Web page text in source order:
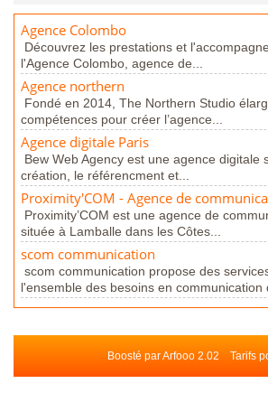
Agence Colombo
Découvrez les prestations et
l'Agence Colombo, agence de...
Agence northern
Fondé en 2014, The Northern Studio
compétences pour créer l’agence...
Agence digitale Paris
Bew Web Agency est une agence digitale
création, le référencment et...
Proximity'COM - Agence de
Proximity’COM est une agence de
située à Lamballe dans les Côtes...
scom communication
scom communication propose des
l'ensemble des besoins en communication
Boosté par Arfooo 2.02 Tarifs